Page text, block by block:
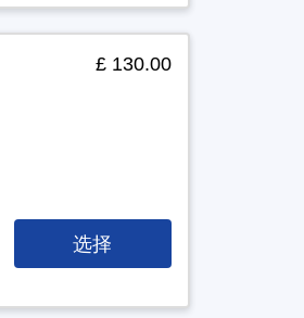
£ 130.00
选择